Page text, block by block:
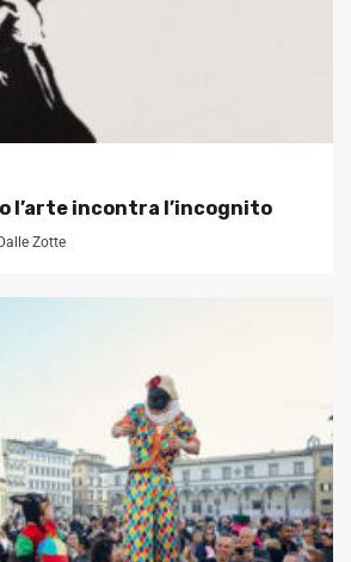
l’arte incontra l’incognito
Zotte